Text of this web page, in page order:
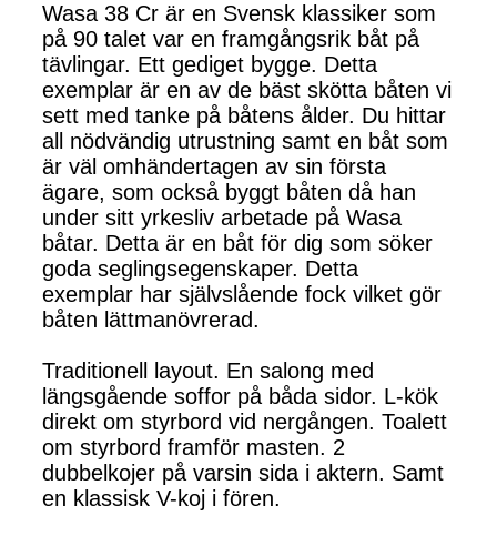
Wasa 38 Cr är en Svensk klassiker som
på 90 talet var en framgångsrik båt på
tävlingar. Ett gediget bygge. Detta
exemplar är en av de bäst skötta båten vi
sett med tanke på båtens ålder. Du hittar
all nödvändig utrustning samt en båt som
är väl omhändertagen av sin första
ägare, som också byggt båten då han
under sitt yrkesliv arbetade på Wasa
båtar. Detta är en båt för dig som söker
goda seglingsegenskaper. Detta
exemplar har självslående fock vilket gör
båten lättmanövrerad.
Traditionell layout. En salong med
längsgående soffor på båda sidor. L-kök
direkt om styrbord vid nergången. Toalett
om styrbord framför masten. 2
dubbelkojer på varsin sida i aktern. Samt
en klassisk V-koj i fören.